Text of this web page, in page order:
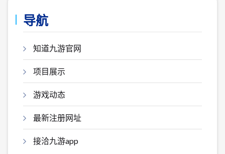
导航
知道九游官网
项目展示
游戏动态
最新注册网址
接洽九游app